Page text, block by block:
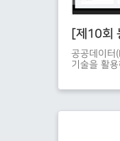
공공데이터
기술을 활